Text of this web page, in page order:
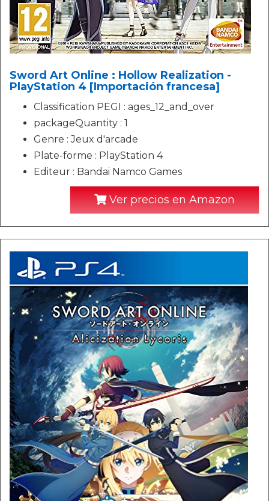
Sword Art Online : Hollow Realization -
PlayStation 4 [Importación francesa]
Classification PEGI : ages_12_and_over
packageQuantity : 1
Genre : Jeux d'arcade
Plate-forme : PlayStation 4
Editeur : Bandai Namco Games
Ver precios en Amazon